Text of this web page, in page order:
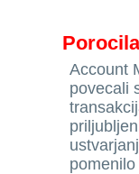
Account
povecali